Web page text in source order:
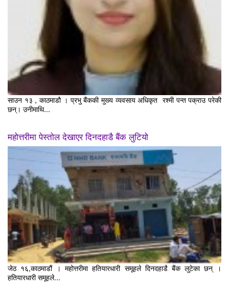
साउन १३ , काठमाडौ । प्रभु बैंककी मुख्य व्यवसाय अधिकृत रश्मी पन्त पक्राउ परेकी
छन्। उनीमाथि...
महोत्तरीमा पेस्तोल देखाएर दिनदहाडै बैंक लुटियो
जेठ १६,काठमाडौं । महोत्तरीमा हतियारधारी समूहले दिनदहाडै बैंक लुटेका छन् ।
हतियारधारी समूहले...